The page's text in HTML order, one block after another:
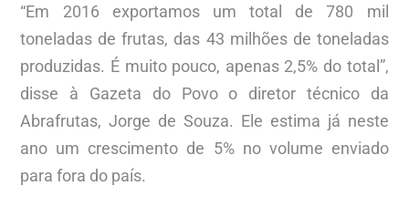
“Em 2016 exportamos um total de 780 mil
toneladas de frutas, das 43 milhões de toneladas
produzidas. É muito pouco, apenas 2,5% do total”,
disse à Gazeta do Povo o diretor técnico da
Abrafrutas, Jorge de Souza. Ele estima já neste
ano um crescimento de 5% no volume enviado
para fora do país.